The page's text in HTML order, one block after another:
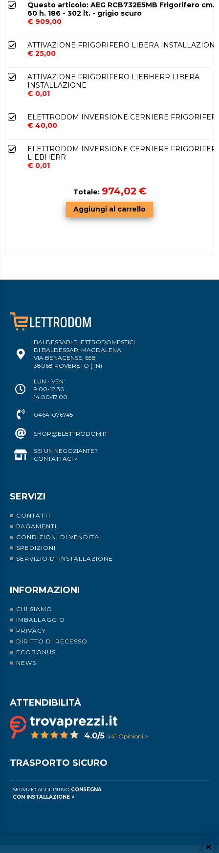
Questo articolo: AEG RCB732E5MB Frigorifero cm.
60 h. 186 - 302 lt. - grigio scuro
€ 909,00
ATTIVAZIONE FRIGORIFERO LIBERA
€ 25,00
ATTIVAZIONE FRIGORIFERO LIEBHERR LIBERA
INSTALLAZIONE
€ 0,01
ELETTRODOM INVERSIONE CERNIERE
€ 40,00
ELETTRODOM INVERSIONE CERNIERE
LIEBHERR
€ 0,01
Totale: 974,02 €
BALDESSARI ELETTRODOMESTICI
DI BALDESSARI MAGDALENA
VIA BENACENSE, 65B
38068 ROVERETO (TN)
LUN - VEN:
9.00-12.30
14.00-17.00
0464-076745
SHOP@ELETTRODOM.IT
SEI UN NEGOZIANTE?
CONTATTACI >
SERVIZI
CONTATTI
PAGAMENTI
CONDIZIONI DI VENDITA
SPEDIZIONI
SERVIZIO DI INSTALLAZIONE
INFORMAZIONI
CHI SIAMO
IMBALLAGGIO
PRIVACY
DIRITTO DI RECESSO
ECOBONUS
NEWS
ATTENDIBILITÀ
4.0/5 441 Opinioni >
TRASPORTO SICURO
SERVIZIO AGGIUNTIVO CONSEGNA
CON INSTALLAZIONE >